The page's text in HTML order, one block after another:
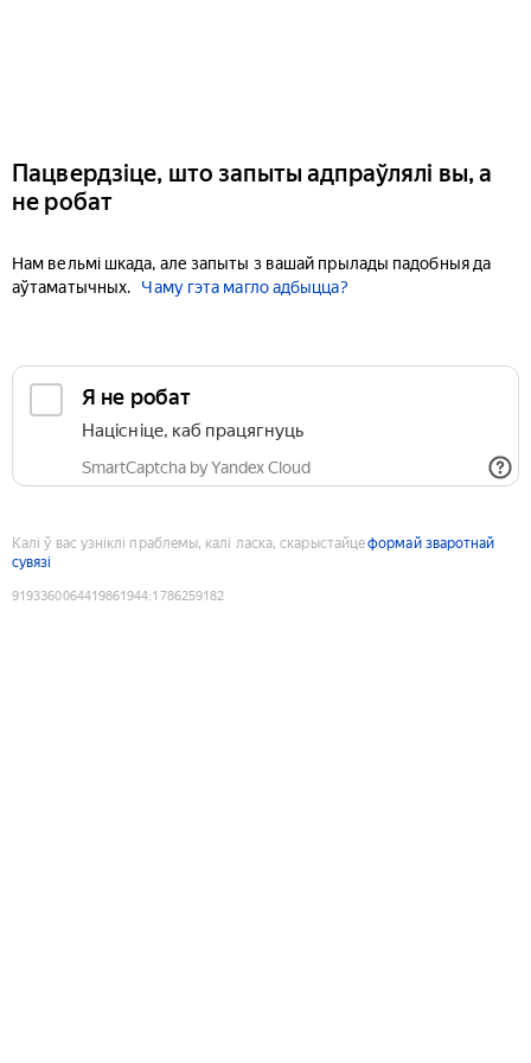
Пацвердзіце, што запыты адпраўлялі вы, а
не робат
Нам вельмі шкада, але запыты з вашай прылады падобныя да
аўтаматычных.
Чаму гэта магло адбыцца?
Я не робат
Націсніце, каб працягнуць
SmartCaptcha by Yandex Cloud
Калі ў вас узніклі праблемы, калі ласка, скарыстайцеформай зваротнай
сувязі
9193360064419861944:1786259182